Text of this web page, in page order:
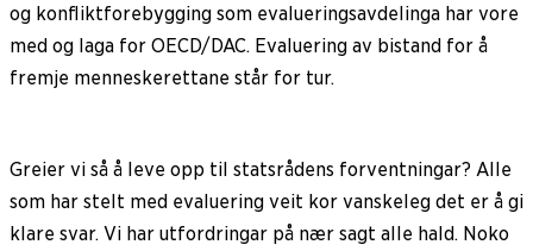
og konfliktforebygging som evalueringsavdelinga har vore
med og laga for OECD/DAC. Evaluering av bistand for å
fremje menneskerettane står for tur.
Greier vi så å leve opp til statsrådens forventningar? Alle
som har stelt med evaluering veit kor vanskeleg det er å gi
klare svar. Vi har utfordringar på nær sagt alle hald. Noko